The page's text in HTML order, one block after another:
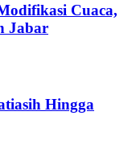
Cuaca,
Jabar
Hingga